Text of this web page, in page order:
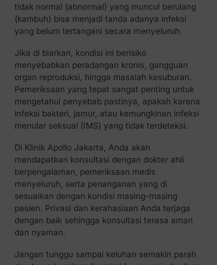
tidak normal (abnormal) yang muncul berulang
(kambuh) bisa menjadi tanda adanya infeksi
yang belum tertangani secara menyeluruh.
Jika di biarkan, kondisi ini berisiko
menyebabkan peradangan kronis, gangguan
organ reproduksi, hingga masalah kesuburan.
Pemeriksaan yang tepat sangat penting untuk
mengetahui penyebab pastinya, apakah karena
infeksi bakteri, jamur, atau kemungkinan infeksi
menular seksual (IMS) yang tidak terdeteksi.
Di Klinik Apollo Jakarta, Anda akan
mendapatkan konsultasi dengan dokter ahli
berpengalaman, pemeriksaan medis
menyeluruh, serta penanganan yang di
sesuaikan dengan kondisi masing-masing
pasien. Privasi dan kerahasiaan Anda terjaga
dengan baik sehingga konsultasi terasa aman
dan nyaman.
Jangan tunggu sampai keluhan semakin parah